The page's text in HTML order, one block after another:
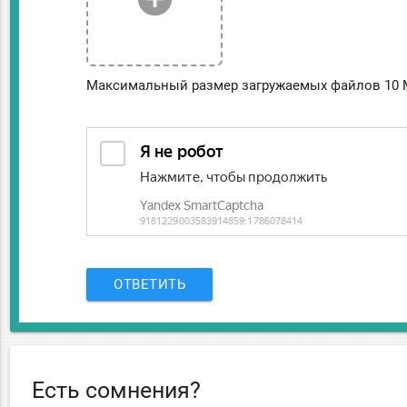
Максимальный размер загружаемых файлов 10
ОТВЕТИТЬ
Есть сомнения?